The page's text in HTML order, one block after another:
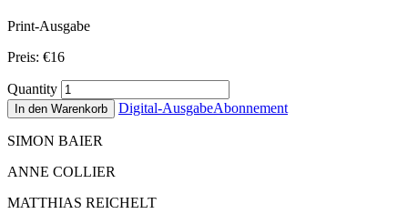
Print-Ausgabe
Preis: €16
Quantity
In den Warenkorb Digital-AusgabeAbonnement
SIMON BAIER
ANNE COLLIER
MATTHIAS REICHELT